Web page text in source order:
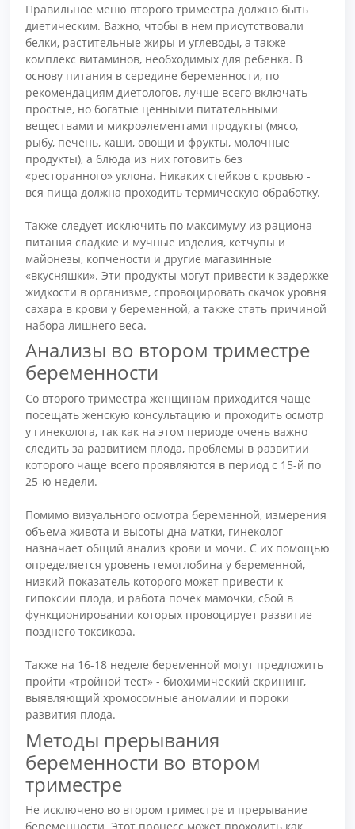
Правильное меню второго триместра должно быть
диетическим. Важно, чтобы в нем присутствовали
белки, растительные жиры и углеводы, а также
комплекс витаминов, необходимых для ребенка. В
основу питания в середине беременности, по
рекомендациям диетологов, лучше всего включать
простые, но богатые ценными питательными
веществами и микроэлементами продукты (мясо,
рыбу, печень, каши, овощи и фрукты, молочные
продукты), а блюда из них готовить без
«ресторанного» уклона. Никаких стейков с кровью -
вся пища должна проходить термическую обработку.
Также следует исключить по максимуму из рациона
питания сладкие и мучные изделия, кетчупы и
майонезы, копчености и другие магазинные
«вкусняшки». Эти продукты могут привести к задержке
жидкости в организме, спровоцировать скачок уровня
сахара в крови у беременной, а также стать причиной
набора лишнего веса.
Анализы во втором триместре
беременности
Со второго триместра женщинам приходится чаще
посещать женскую консультацию и проходить осмотр
у гинеколога, так как на этом периоде очень важно
следить за развитием плода, проблемы в развитии
которого чаще всего проявляются в период с 15-й по
25-ю недели.
Помимо визуального осмотра беременной, измерения
объема живота и высоты дна матки, гинеколог
назначает общий анализ крови и мочи. С их помощью
определяется уровень гемоглобина у беременной,
низкий показатель которого может привести к
гипоксии плода, и работа почек мамочки, сбой в
функционировании которых провоцирует развитие
позднего токсикоза.
Также на 16-18 неделе беременной могут предложить
пройти «тройной тест» - биохимический скрининг,
выявляющий хромосомные аномалии и пороки
развития плода.
Методы прерывания
беременности во втором
триместре
Не исключено во втором триместре и прерывание